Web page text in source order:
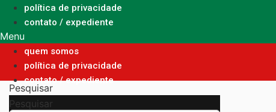
política de privacidade
contato / expediente
Menu
quem somos
política de privacidade
contato / expediente
Pesquisar
Pesquisar